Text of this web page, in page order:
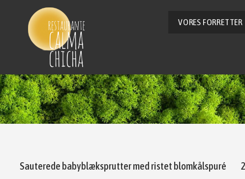
VORES FORRETTER
Sauterede babyblæksprutter med ristet blomkålspuré